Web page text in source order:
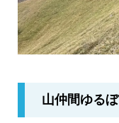
山仲間ゆるぼ